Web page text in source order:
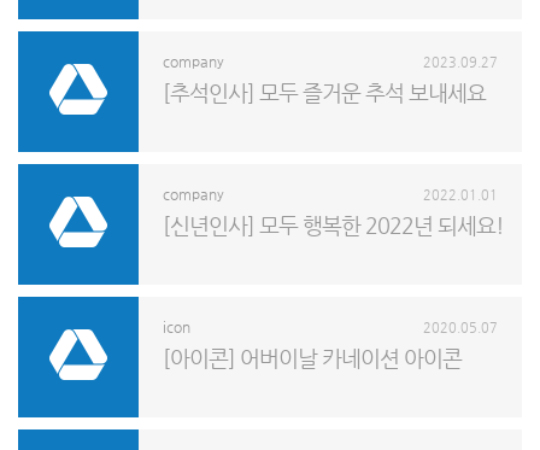
company
[추석인사] 모두 즐거운 추석 보내세요
2023.09.27
company
[신년인사] 모두 행복한 2022년 되세요!
2022.01.01
icon
[아이콘] 어버이날 카네이션 아이콘
2020.05.07